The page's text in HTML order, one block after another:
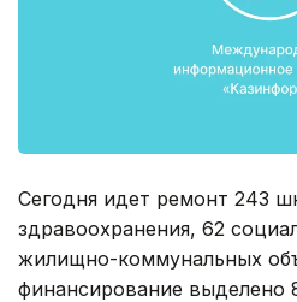
Сегодня идет ремонт 243
здравоохранения, 62
жилищно-коммунальных
финансирование выделено